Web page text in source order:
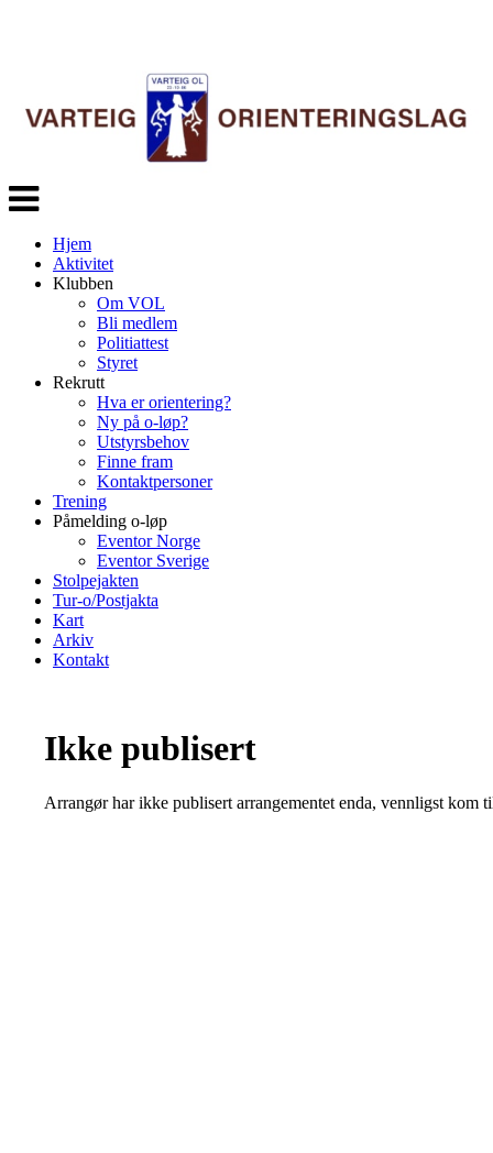
Veksle
navigasjon
Hjem
Aktivitet
Klubben
Om VOL
Bli medlem
Politiattest
Styret
Rekrutt
Hva er orientering?
Ny på o-løp?
Utstyrsbehov
Finne fram
Kontaktpersoner
Trening
Påmelding o-løp
Eventor Norge
Eventor Sverige
Stolpejakten
Tur-o/Postjakta
Kart
Arkiv
Kontakt
Ikke publisert
Arrangør har ikke publisert arrangementet enda, vennligst kom